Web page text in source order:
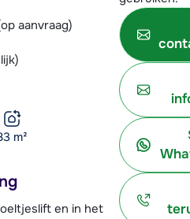
aanvraag)
m²
en in het centrum van